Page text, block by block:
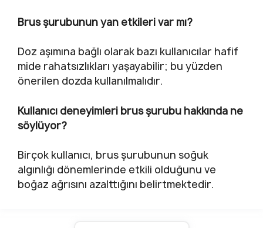
Brus şurubunun yan etkileri var mı?
Doz aşımına bağlı olarak bazı kullanıcılar hafif
mide rahatsızlıkları yaşayabilir; bu yüzden
önerilen dozda kullanılmalıdır.
Kullanıcı deneyimleri brus şurubu hakkında ne
söylüyor?
Birçok kullanıcı, brus şurubunun soğuk
algınlığı dönemlerinde etkili olduğunu ve
boğaz ağrısını azalttığını belirtmektedir.